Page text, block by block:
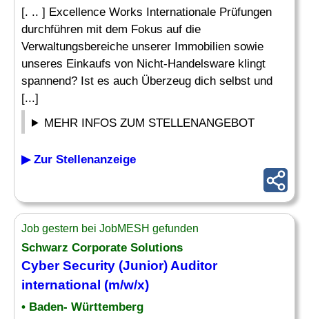
[. .. ] Excellence Works Internationale Prüfungen
durchführen mit dem Fokus auf die
Verwaltungsbereiche unserer Immobilien sowie
unseres Einkaufs von Nicht-Handelsware klingt
spannend? Ist es auch Überzeug dich selbst und
[...]
MEHR INFOS ZUM STELLENANGEBOT
▶ Zur Stellenanzeige
Job gestern bei JobMESH gefunden
Schwarz Corporate Solutions
Cyber Security (Junior) Auditor
international (m/w/x)
• Baden- Württemberg